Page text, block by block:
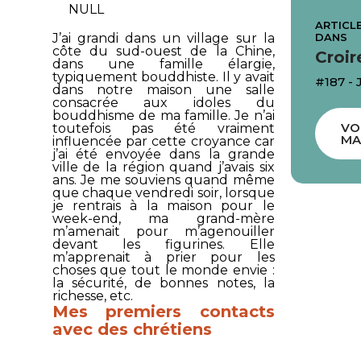
NULL
J’ai grandi dans un village sur la
côte du sud-ouest de la Chine,
dans une famille élargie,
typiquement bouddhiste. Il y avait
dans notre maison une salle
consacrée aux idoles du
bouddhisme de ma famille. Je n’ai
toutefois pas été vraiment
influencée par cette croyance car
j’ai été envoyée dans la grande
ville de la région quand j’avais six
ans. Je me souviens quand même
que chaque vendredi soir, lorsque
je rentrais à la maison pour le
week-end, ma grand-mère
m’amenait pour m’agenouiller
devant les figurines. Elle
m’apprenait à prier pour les
choses que tout le monde envie :
la sécurité, de bonnes notes, la
richesse, etc.
Mes premiers contacts
avec des chrétiens
DANS
#187 -